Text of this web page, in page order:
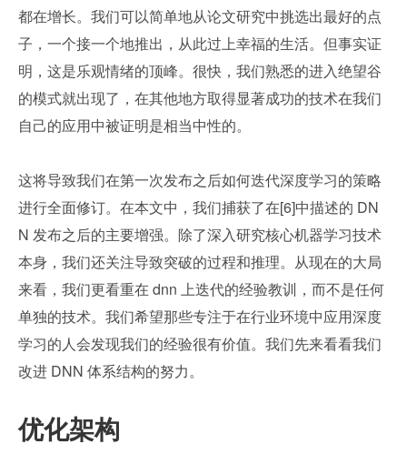
都在增长。我们可以简单地从论文研究中挑选出最好的点
子，一个接一个地推出，从此过上幸福的生活。但事实证
明，这是乐观情绪的顶峰。很快，我们熟悉的进入绝望谷
的模式就出现了，在其他地方取得显著成功的技术在我们
自己的应用中被证明是相当中性的。
这将导致我们在第一次发布之后如何迭代深度学习的策略
进行全面修订。在本文中，我们捕获了在[6]中描述的 DN
N 发布之后的主要增强。除了深入研究核心机器学习技术
本身，我们还关注导致突破的过程和推理。从现在的大局
来看，我们更看重在 dnn 上迭代的经验教训，而不是任何
单独的技术。我们希望那些专注于在行业环境中应用深度
学习的人会发现我们的经验很有价值。我们先来看看我们
改进 DNN 体系结构的努力。
优化架构